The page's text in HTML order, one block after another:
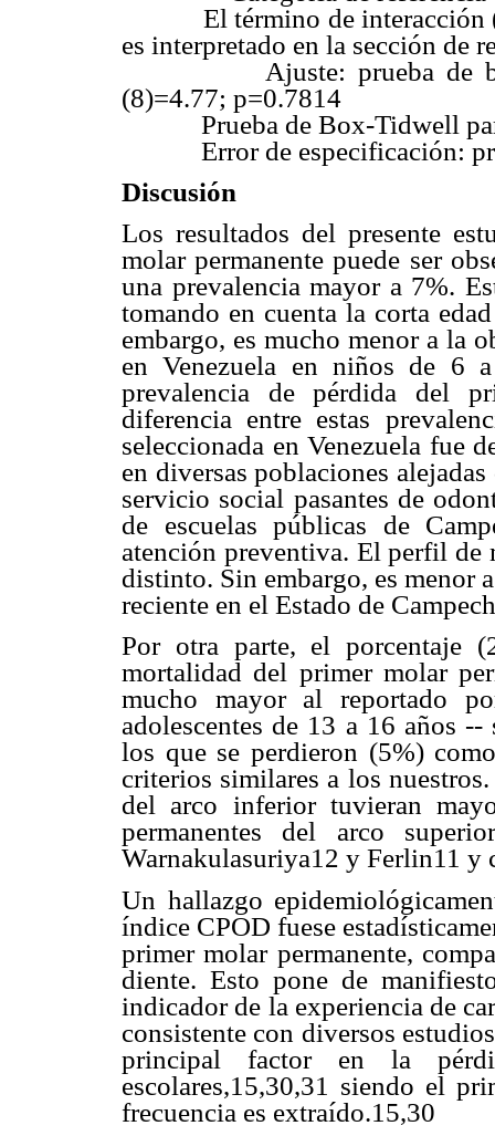
El término de interacción
es interpretado en la sección de
Ajuste: prueba de
(8)=4.77; p=0.7814
Prueba de Box-Tidwell para
Error de especificación:
Discusión
Los resultados del presente
molar permanente puede ser
una prevalencia mayor a 7%.
tomando en cuenta la corta
embargo, es mucho menor a la
en Venezuela en niños de 6
prevalencia de pérdida del
diferencia entre estas
seleccionada en Venezuela fue
en diversas poblaciones
servicio social pasantes de
de escuelas públicas de
atención preventiva. El perfil de
distinto. Sin embargo, es menor
reciente en el Estado de
Por otra parte, el porcentaje
mortalidad del primer molar
mucho mayor al reportado
adolescentes de 13 a 16 años
los que se perdieron (5%)
criterios similares a los
del arco inferior tuvieran
permanentes del arco
Warnakulasuriya12 y Ferlin11 y
Un hallazgo
índice CPOD fuese
primer molar permanente,
diente. Esto pone de
indicador de la experiencia de
consistente con diversos
principal factor en la
escolares,15,30,31 siendo el
frecuencia es extraído.15,30